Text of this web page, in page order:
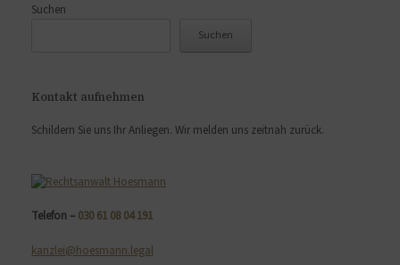
Suchen
Suchen
Kontakt aufnehmen
Schildern Sie uns Ihr Anliegen. Wir melden uns zeitnah zurück.
Telefon – 030 61 08 04 191
kanzlei@hoesmann.legal